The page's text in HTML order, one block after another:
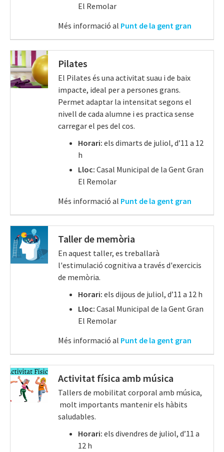
El Remolar
Més informació al Punt de la gent gran
Pilates
El Pilates és una activitat suau i de baix
impacte, ideal per a persones grans.
Permet adaptar la intensitat segons el
nivell de cada alumne i es practica sense
carregar el pes del cos.
Horari: els dimarts de juliol, d’11 a 12
h
Lloc: Casal Municipal de la Gent Gran
El Remolar
Més informació al Punt de la gent gran
Taller de memòria
En aquest taller, es treballarà
l'estimulació cognitiva a través d'exercicis
de memòria.
Horari: els dijous de juliol, d’11 a 12 h
Lloc: Casal Municipal de la Gent Gran
El Remolar
Més informació al Punt de la gent gran
Activitat física amb música
Tallers de mobilitat corporal amb música,
molt importants mantenir els hàbits
saludables.
Horari: els divendres de juliol, d’11 a
12 h